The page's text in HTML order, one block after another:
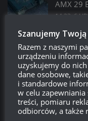
AMX 29
14:23, 6
PROSTO Z
VK
z Girls
14:15, 6
LEAK/
Miesiąc
Szanujemy
Razem z naszymi
urządzeniu
uzyskujemy do
dane osobowe,
i standardowe
w celu
treści, pomiaru
odbiorców, a także